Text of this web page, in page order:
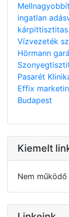
ingatlan
Vízvezeték
Hörmann
Pasarét
Effix
Budapest
Kiemelt
Nem